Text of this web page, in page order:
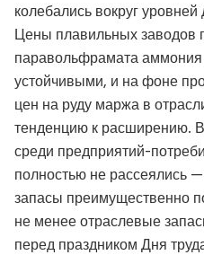
колебались вокруг
Цены плавильных заводов
паравольфрамата аммония
устойчивыми, и на фоне
цен на руду маржа в
тенденцию к расширению.
среди предприятий-
полностью не рассеялись
запасы преимущественно
не менее отраслевые
перед праздником Дня